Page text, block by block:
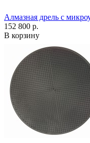
Алмазная дрель с
152 800 р.
В корзину